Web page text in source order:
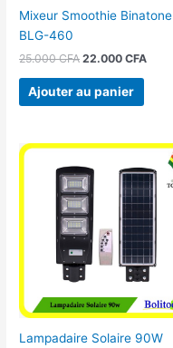
Mixeur Smoothie Binatone
BLG-460
25.000CFA 22.000CFA
Ajouter au panier
Lampadaire Solaire 90W